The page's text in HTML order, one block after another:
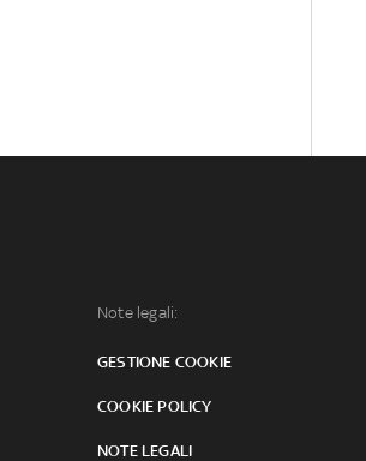
Note legali:
GESTIONE COOKIE
COOKIE POLICY
NOTE LEGALI